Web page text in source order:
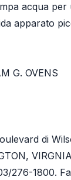
acqua per
apparato
G. OVENS
di
276-1800.